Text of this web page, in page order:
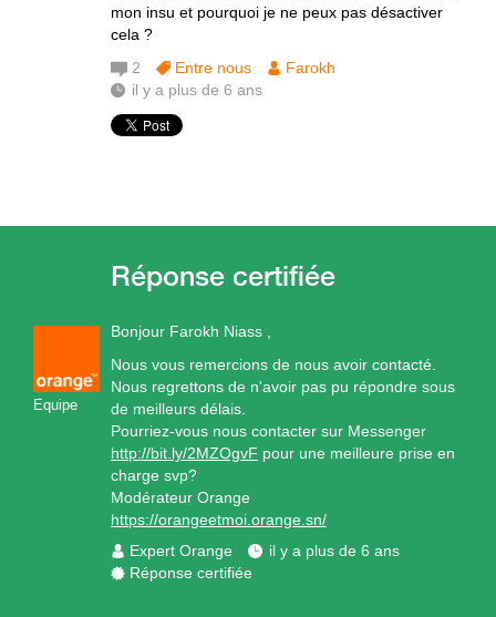
mon insu et pourquoi je ne peux pas désactiver
cela ?
2 Entre nous
Farokh
il y a plus de 6 ans
Equipe
Bonjour Farokh Niass ,
Nous vous remercions de nous avoir contacté.
Nous regrettons de n'avoir pas pu répondre sous
de meilleurs délais.
Pourriez-vous nous contacter sur Messenger
http://bit.ly/2MZOgvF pour une meilleure prise en
charge svp?
Modérateur Orange
https://orangeetmoi.orange.sn/
Expert Orange
il y a plus de 6 ans
Réponse certifiée